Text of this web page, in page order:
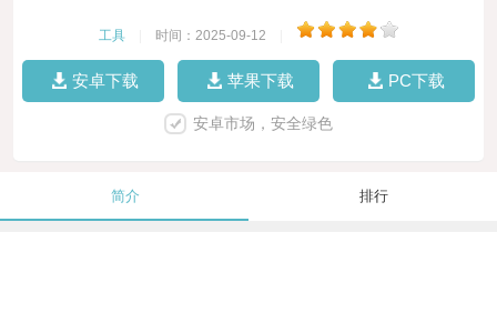
工具 时间：2025-09-12
安卓下载 苹果下载 PC下载
安卓市场，安全绿色
简介 排行